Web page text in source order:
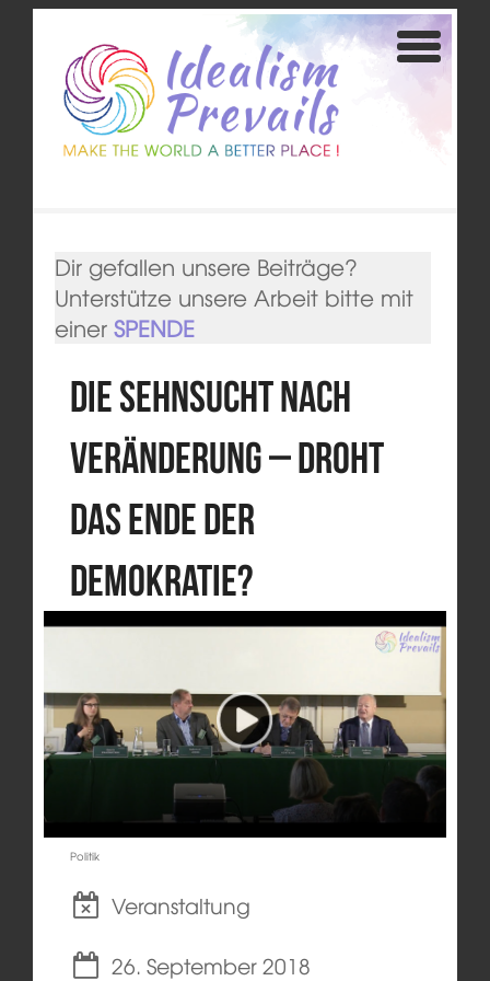
Dir gefallen unsere Beiträge?
Unterstütze unsere Arbeit bitte mit
einer SPENDE
Die Sehnsucht nach
Veränderung – Droht
das Ende der
Demokratie?
Politik
Veranstaltung
26. September 2018